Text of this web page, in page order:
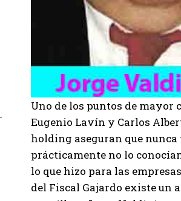
Uno de los puntos de mayor
Eugenio Lavín y Carlos
holding aseguran que
prácticamente no lo
lo que hizo para las
del Fiscal Gajardo existe un